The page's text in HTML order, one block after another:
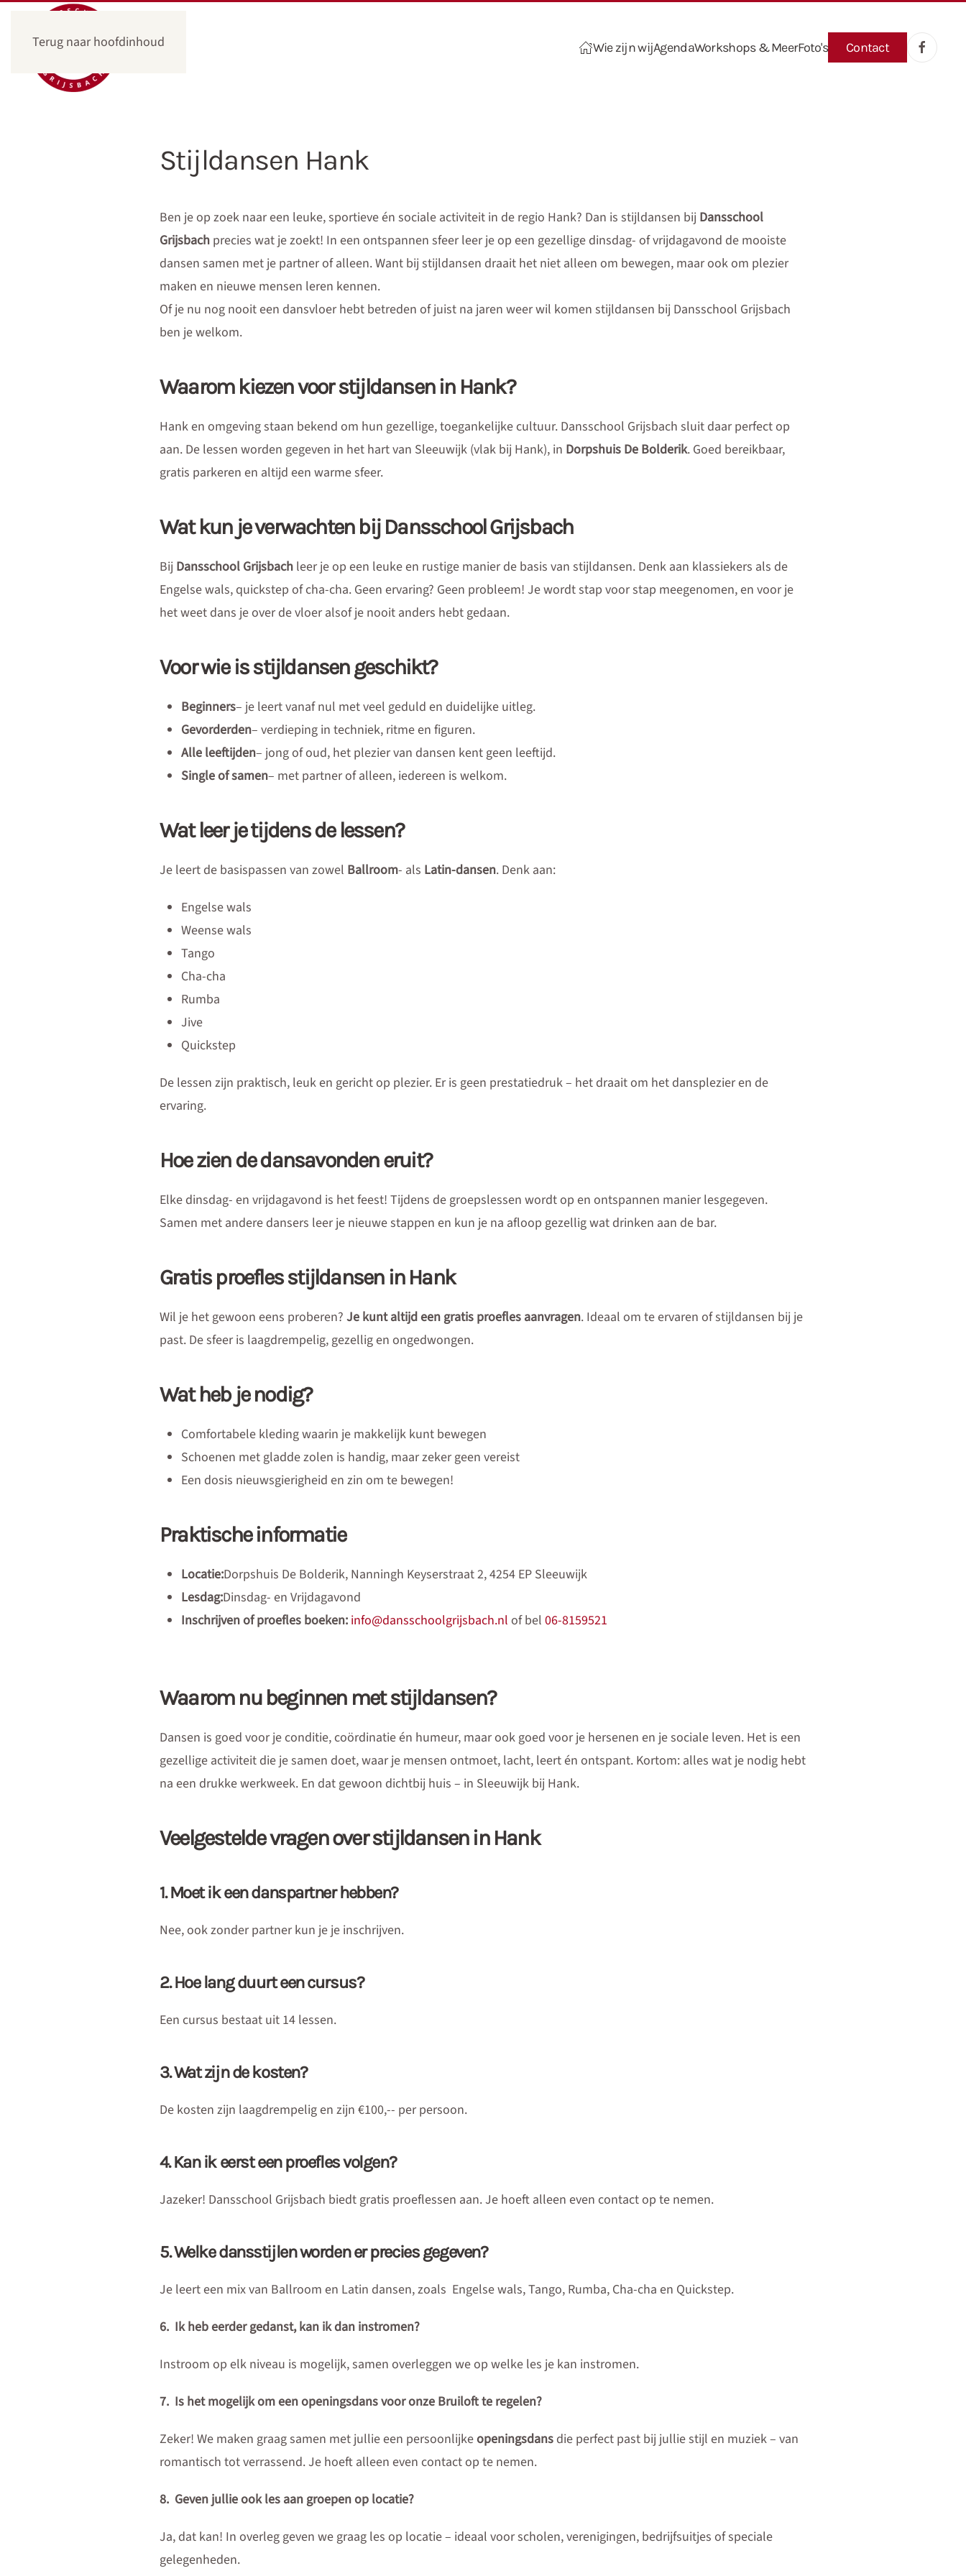
Terug naar hoofdinhoud Wie zijn wijAgendaWorkshops & MeerFoto's Contact
Stijldansen Hank
Ben je op zoek naar een leuke, sportieve én sociale activiteit in de regio Hank? Dan is stijldansen bij Dansschool
Grijsbach precies wat je zoekt! In een ontspannen sfeer leer je op een gezellige dinsdag- of vrijdagavond de mooiste
dansen samen met je partner of alleen. Want bij stijldansen draait het niet alleen om bewegen, maar ook om plezier
maken en nieuwe mensen leren kennen.
Of je nu nog nooit een dansvloer hebt betreden of juist na jaren weer wil komen stijldansen bij Dansschool Grijsbach
ben je welkom.
Waarom kiezen voor stijldansen in Hank?
Hank en omgeving staan bekend om hun gezellige, toegankelijke cultuur. Dansschool Grijsbach sluit daar perfect op
aan. De lessen worden gegeven in het hart van Sleeuwijk (vlak bij Hank), in Dorpshuis De Bolderik. Goed bereikbaar,
gratis parkeren en altijd een warme sfeer.
Wat kun je verwachten bij Dansschool Grijsbach
Bij Dansschool Grijsbach leer je op een leuke en rustige manier de basis van stijldansen. Denk aan klassiekers als de
Engelse wals, quickstep of cha-cha. Geen ervaring? Geen probleem! Je wordt stap voor stap meegenomen, en voor je
het weet dans je over de vloer alsof je nooit anders hebt gedaan.
Voor wie is stijldansen geschikt?
Beginners– je leert vanaf nul met veel geduld en duidelijke uitleg.
Gevorderden– verdieping in techniek, ritme en figuren.
Alle leeftijden– jong of oud, het plezier van dansen kent geen leeftijd.
Single of samen– met partner of alleen, iedereen is welkom.
Wat leer je tijdens de lessen?
Je leert de basispassen van zowel Ballroom- als Latin-dansen. Denk aan:
Engelse wals
Weense wals
Tango
Cha-cha
Rumba
Jive
Quickstep
De lessen zijn praktisch, leuk en gericht op plezier. Er is geen prestatiedruk – het draait om het dansplezier en de
ervaring.
Hoe zien de dansavonden eruit?
Elke dinsdag- en vrijdagavond is het feest! Tijdens de groepslessen wordt op en ontspannen manier lesgegeven.
Samen met andere dansers leer je nieuwe stappen en kun je na afloop gezellig wat drinken aan de bar.
Gratis proefles stijldansen in Hank
Wil je het gewoon eens proberen? Je kunt altijd een gratis proefles aanvragen. Ideaal om te ervaren of stijldansen bij je
past. De sfeer is laagdrempelig, gezellig en ongedwongen.
Wat heb je nodig?
Comfortabele kleding waarin je makkelijk kunt bewegen
Schoenen met gladde zolen is handig, maar zeker geen vereist
Een dosis nieuwsgierigheid en zin om te bewegen!
Praktische informatie
Locatie:Dorpshuis De Bolderik, Nanningh Keyserstraat 2, 4254 EP Sleeuwijk
Lesdag:Dinsdag- en Vrijdagavond
Inschrijven of proefles boeken: info@dansschoolgrijsbach.nl of bel 06-8159521
Waarom nu beginnen met stijldansen?
Dansen is goed voor je conditie, coördinatie én humeur, maar ook goed voor je hersenen en je sociale leven. Het is een
gezellige activiteit die je samen doet, waar je mensen ontmoet, lacht, leert én ontspant. Kortom: alles wat je nodig hebt
na een drukke werkweek. En dat gewoon dichtbij huis – in Sleeuwijk bij Hank.
Veelgestelde vragen over stijldansen in Hank
1. Moet ik een danspartner hebben?
Nee, ook zonder partner kun je je inschrijven.
2. Hoe lang duurt een cursus?
Een cursus bestaat uit 14 lessen.
3. Wat zijn de kosten?
De kosten zijn laagdrempelig en zijn €100,-- per persoon.
4. Kan ik eerst een proefles volgen?
Jazeker! Dansschool Grijsbach biedt gratis proeflessen aan. Je hoeft alleen even contact op te nemen.
5. Welke dansstijlen worden er precies gegeven?
Je leert een mix van Ballroom en Latin dansen, zoals Engelse wals, Tango, Rumba, Cha-cha en Quickstep.
6. Ik heb eerder gedanst, kan ik dan instromen?
Instroom op elk niveau is mogelijk, samen overleggen we op welke les je kan instromen.
7. Is het mogelijk om een openingsdans voor onze Bruiloft te regelen?
Zeker! We maken graag samen met jullie een persoonlijkeopeningsdans die perfect past bij jullie stijl en muziek – van
romantisch tot verrassend. Je hoeft alleen even contact op te nemen.
8. Geven jullie ook les aan groepen op locatie?
Ja, dat kan! In overleg geven we graag les op locatie – ideaal voor scholen, verenigingen, bedrijfsuitjes of speciale
gelegenheden.